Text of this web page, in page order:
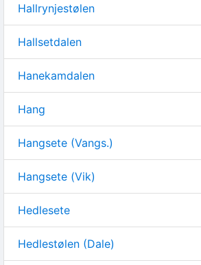
Hallrynjestølen
Hallsetdalen
Hanekamdalen
Hang
Hangsete (Vangs.)
Hangsete (Vik)
Hedlesete
Hedlestølen (Dale)